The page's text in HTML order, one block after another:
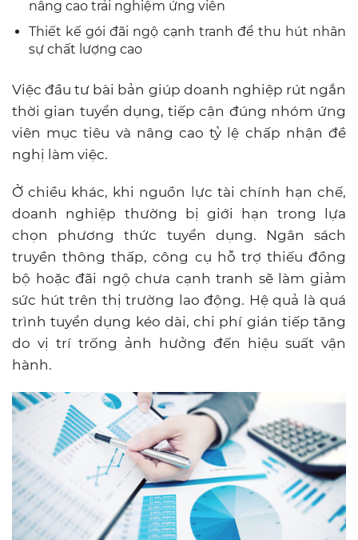
nâng cao trải nghiệm ứng viên
Thiết kế gói đãi ngộ cạnh tranh để thu hút nhân
sự chất lượng cao
Việc đầu tư bài bản giúp doanh nghiệp rút ngắn
thời gian tuyển dụng, tiếp cận đúng nhóm ứng
viên mục tiêu và nâng cao tỷ lệ chấp nhận đề
nghị làm việc.
Ở chiều khác, khi nguồn lực tài chính hạn chế,
doanh nghiệp thường bị giới hạn trong lựa
chọn phương thức tuyển dụng. Ngân sách
truyền thông thấp, công cụ hỗ trợ thiếu đồng
bộ hoặc đãi ngộ chưa cạnh tranh sẽ làm giảm
sức hút trên thị trường lao động. Hệ quả là quá
trình tuyển dụng kéo dài, chi phí gián tiếp tăng
do vị trí trống ảnh hưởng đến hiệu suất vận
hành.